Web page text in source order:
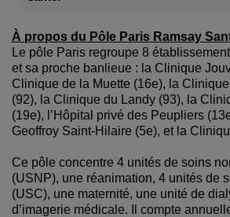
À propos du Pôle Paris Ramsay
Le pôle Paris regroupe 8
et sa proche banlieue : la Clinique
Clinique de la Muette (16e), la
(92), la Clinique du Landy (93), la
(19e), l’Hôpital privé des Peupliers
Geoffroy Saint-Hilaire (5e), et la
Ce pôle concentre 4 unités de soins
(USNP), une réanimation, 4 unités de
(USC), une maternité, une unité de
d’imagerie médicale. Il compte